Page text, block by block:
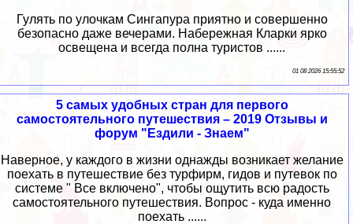
Гулять по улочкам Сингапура приятно и совершенно
безопасно даже вечерами. Набережная Кларки ярко
освещена и всегда полна туристов ......
01 08 2026 15:55:52
5 самых удобных стран для первого
самостоятельного путешествия – 2019 Отзывы и
форум "Ездили - Знаем"
Наверное, у каждого в жизни однажды возникает желание
поехать в путешествие без турфирм, гидов и путевок по
системе " Все включено", чтобы ощутить всю радость
самостоятельного путешествия. Вопрос - куда именно
поехать ......